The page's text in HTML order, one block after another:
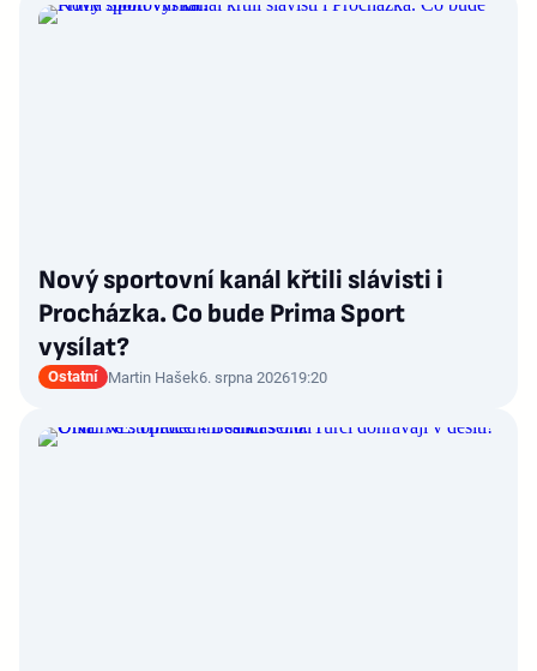
Nový sportovní kanál křtili slávisti i
Procházka. Co bude Prima Sport
vysílat?
Ostatní Martin Hašek6. srpna 202619:20